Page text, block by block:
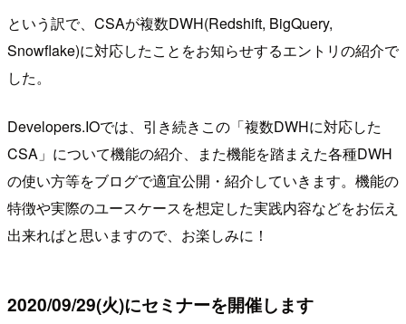
という訳で、CSAが複数DWH(Redshift, BigQuery,
Snowflake)に対応したことをお知らせするエントリの紹介で
した。
Developers.IOでは、引き続きこの「複数DWHに対応した
CSA」について機能の紹介、また機能を踏まえた各種DWH
の使い方等をブログで適宜公開・紹介していきます。機能の
特徴や実際のユースケースを想定した実践内容などをお伝え
出来ればと思いますので、お楽しみに！
2020/09/29(火)にセミナーを開催します